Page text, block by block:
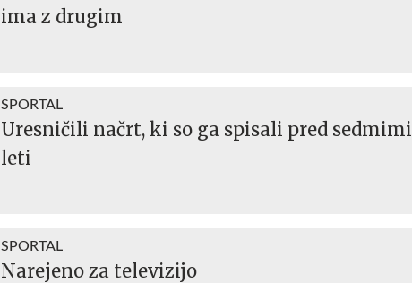
ima z drugim
SPORTAL
Uresničili načrt, ki so ga spisali pred sedmimi
leti
SPORTAL
Narejeno za televizijo